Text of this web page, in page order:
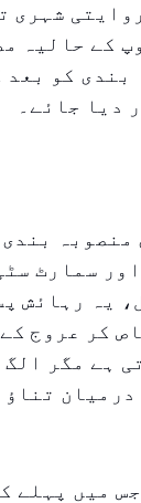
شہری
کے حالیہ
بندی کو بعد
دیا جائے۔
سمارٹ
یہ رہائش
کر عروج کے
ہے مگر الگ
تناؤ
میں پہلے